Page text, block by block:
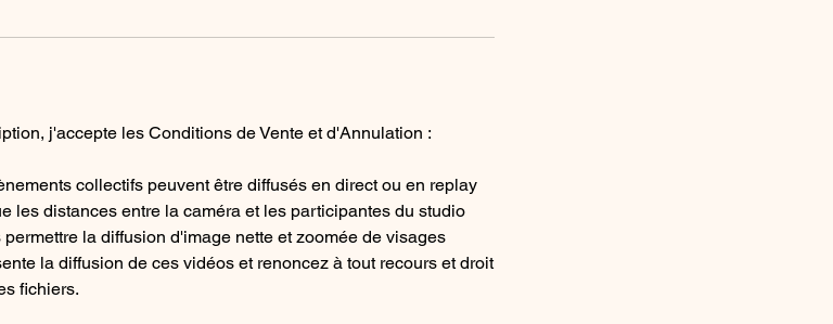
j'accepte les Conditions de Vente et d'Annulation :
collectifs peuvent être diffusés en direct ou en replay
les distances entre la caméra et les participantes du studio
la diffusion d'image nette et zoomée de visages
la diffusion de ces vidéos et renoncez à tout recours et droit
fichiers.